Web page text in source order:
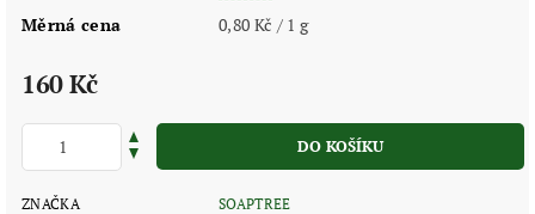
Měrná cena
0,80 Kč / 1 g
160 Kč
ZNAČKA
SOAPTREE